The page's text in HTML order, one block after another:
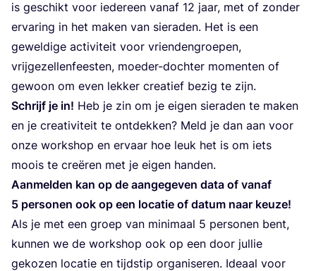
is ges­c­hikt voor iede­re­en vanaf 12 jaar, met of zon­der
erva­ring in het maken van siera­den. Het is een
gewel­di­ge acti­vi­te­it voor vri­en­den­gro­epen,
vrij­ge­zel­len­fe­es­ten, moeder-doc­h­ter momen­ten of
gewo­on om even lek­ker cre­ati­ef bez­ig te zijn.
Schrijf je in! Heb je zin om je eigen siera­den te maken
en je cre­ati­vi­te­it te ont­dek­ken? Meld je dan aan voor
onze wor­k­shop en erva­ar hoe leuk het is om iets
moois te creëren met je eigen handen.
Aan­mel­den kan op de aan­ge­ge­ven data of vanaf
5 per­so­nen ook op een loca­tie of datum naar keuze!
Als je met een gro­ep van mini­ma­al 5 per­so­nen bent,
kun­nen we de wor­k­shop ook op een door jul­lie
geko­zen loca­tie en tij­d­stip orga­ni­se­ren. Ide­aal voor